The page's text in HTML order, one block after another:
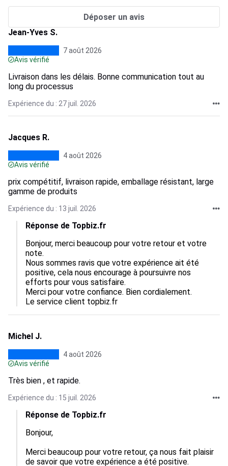
Déposer un avis
Jean-Yves S.
7 août 2026
Avis vérifié
Livraison dans les délais. Bonne communication tout au
long du processus
Expérience du : 27 juil. 2026
Jacques R.
4 août 2026
Avis vérifié
prix compétitif, livraison rapide, emballage résistant, large
gamme de produits
Expérience du : 13 juil. 2026
Réponse de Topbiz.fr
Bonjour, merci beaucoup pour votre retour et votre
note.
Nous sommes ravis que votre expérience ait été
positive, cela nous encourage à poursuivre nos
efforts pour vous satisfaire.
Merci pour votre confiance. Bien cordialement.
Le service client topbiz.fr
Michel J.
4 août 2026
Avis vérifié
Très bien , et rapide.
Expérience du : 15 juil. 2026
Réponse de Topbiz.fr
Bonjour,
Merci beaucoup pour votre retour, ça nous fait plaisir
de savoir que votre expérience a été positive.